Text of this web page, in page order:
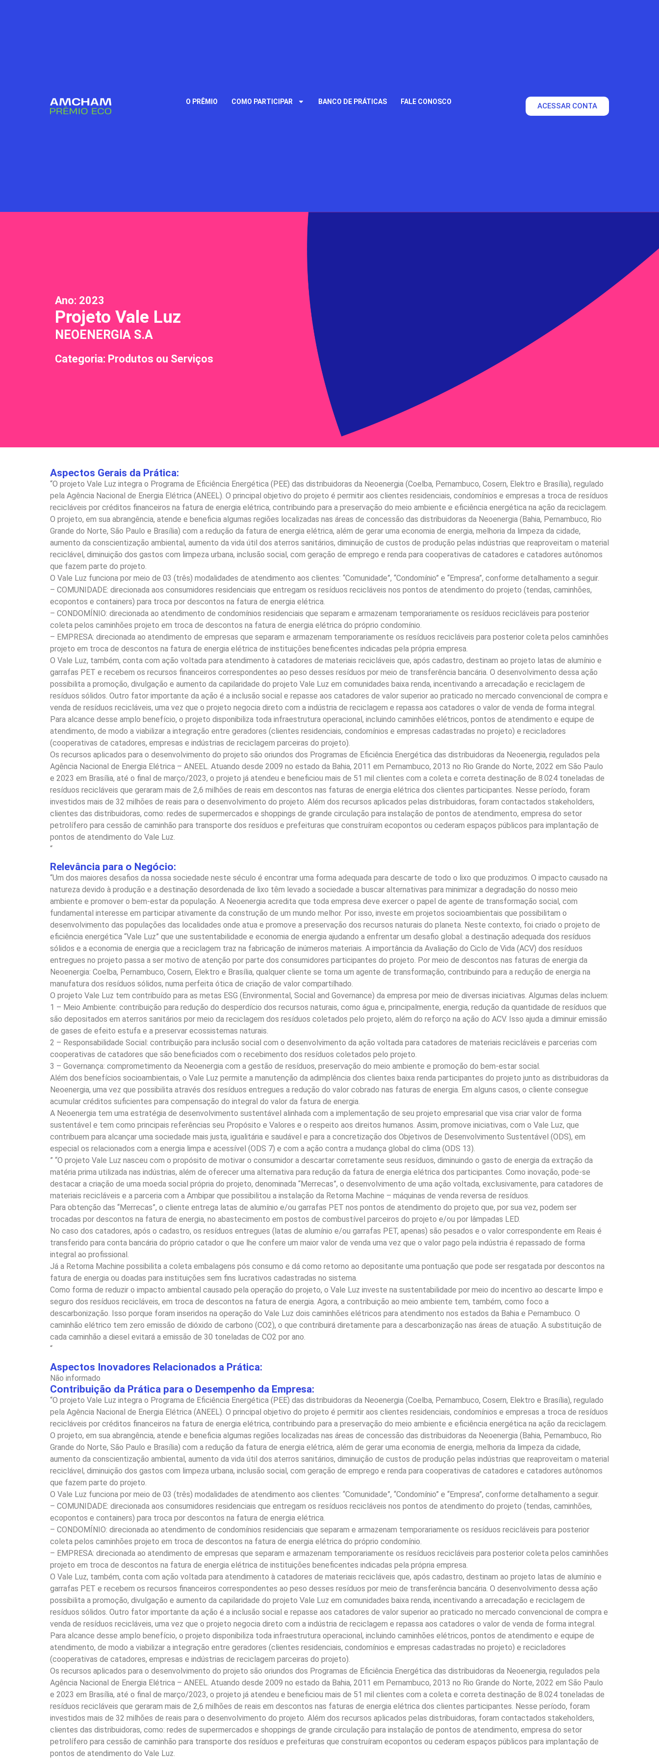
O PRÊMIO COMO PARTICIPAR BANCO DE PRÁTICAS FALE CONOSCO ACESSAR CONTA
Ano: 2023
Projeto Vale Luz
NEOENERGIA S.A
Categoria: Produtos ou Serviços
Aspectos Gerais da Prática:
“O projeto Vale Luz integra o Programa de Eficiência Energética (PEE) das distribuidoras da Neoenergia (Coelba, Pernambuco, Cosern, Elektro e Brasília), regulado
pela Agência Nacional de Energia Elétrica (ANEEL). O principal objetivo do projeto é permitir aos clientes residenciais, condomínios e empresas a troca de resíduos
recicláveis por créditos financeiros na fatura de energia elétrica, contribuindo para a preservação do meio ambiente e eficiência energética na ação da reciclagem.
O projeto, em sua abrangência, atende e beneficia algumas regiões localizadas nas áreas de concessão das distribuidoras da Neoenergia (Bahia, Pernambuco, Rio
Grande do Norte, São Paulo e Brasília) com a redução da fatura de energia elétrica, além de gerar uma economia de energia, melhoria da limpeza da cidade,
aumento da conscientização ambiental, aumento da vida útil dos aterros sanitários, diminuição de custos de produção pelas indústrias que reaproveitam o material
reciclável, diminuição dos gastos com limpeza urbana, inclusão social, com geração de emprego e renda para cooperativas de catadores e catadores autônomos
que fazem parte do projeto.
O Vale Luz funciona por meio de 03 (três) modalidades de atendimento aos clientes: “Comunidade”, “Condomínio” e “Empresa”, conforme detalhamento a seguir.
– COMUNIDADE: direcionada aos consumidores residenciais que entregam os resíduos recicláveis nos pontos de atendimento do projeto (tendas, caminhões,
ecopontos e containers) para troca por descontos na fatura de energia elétrica.
– CONDOMÍNIO: direcionada ao atendimento de condomínios residenciais que separam e armazenam temporariamente os resíduos recicláveis para posterior
coleta pelos caminhões projeto em troca de descontos na fatura de energia elétrica do próprio condomínio.
– EMPRESA: direcionada ao atendimento de empresas que separam e armazenam temporariamente os resíduos recicláveis para posterior coleta pelos caminhões
projeto em troca de descontos na fatura de energia elétrica de instituições beneficentes indicadas pela própria empresa.
O Vale Luz, também, conta com ação voltada para atendimento à catadores de materiais recicláveis que, após cadastro, destinam ao projeto latas de alumínio e
garrafas PET e recebem os recursos financeiros correspondentes ao peso desses resíduos por meio de transferência bancária. O desenvolvimento dessa ação
possibilita a promoção, divulgação e aumento da capilaridade do projeto Vale Luz em comunidades baixa renda, incentivando a arrecadação e reciclagem de
resíduos sólidos. Outro fator importante da ação é a inclusão social e repasse aos catadores de valor superior ao praticado no mercado convencional de compra e
venda de resíduos recicláveis, uma vez que o projeto negocia direto com a indústria de reciclagem e repassa aos catadores o valor de venda de forma integral.
Para alcance desse amplo benefício, o projeto disponibiliza toda infraestrutura operacional, incluindo caminhões elétricos, pontos de atendimento e equipe de
atendimento, de modo a viabilizar a integração entre geradores (clientes residenciais, condomínios e empresas cadastradas no projeto) e recicladores
(cooperativas de catadores, empresas e indústrias de reciclagem parceiras do projeto).
Os recursos aplicados para o desenvolvimento do projeto são oriundos dos Programas de Eficiência Energética das distribuidoras da Neoenergia, regulados pela
Agência Nacional de Energia Elétrica – ANEEL. Atuando desde 2009 no estado da Bahia, 2011 em Pernambuco, 2013 no Rio Grande do Norte, 2022 em São Paulo
e 2023 em Brasília, até o final de março/2023, o projeto já atendeu e beneficiou mais de 51 mil clientes com a coleta e correta destinação de 8.024 toneladas de
resíduos recicláveis que geraram mais de 2,6 milhões de reais em descontos nas faturas de energia elétrica dos clientes participantes. Nesse período, foram
investidos mais de 32 milhões de reais para o desenvolvimento do projeto. Além dos recursos aplicados pelas distribuidoras, foram contactados stakeholders,
clientes das distribuidoras, como: redes de supermercados e shoppings de grande circulação para instalação de pontos de atendimento, empresa do setor
petrolífero para cessão de caminhão para transporte dos resíduos e prefeituras que construíram ecopontos ou cederam espaços públicos para implantação de
pontos de atendimento do Vale Luz.
“
Relevância para o Negócio:
“Um dos maiores desafios da nossa sociedade neste século é encontrar uma forma adequada para descarte de todo o lixo que produzimos. O impacto causado na
natureza devido à produção e a destinação desordenada de lixo têm levado a sociedade a buscar alternativas para minimizar a degradação do nosso meio
ambiente e promover o bem-estar da população. A Neoenergia acredita que toda empresa deve exercer o papel de agente de transformação social, com
fundamental interesse em participar ativamente da construção de um mundo melhor. Por isso, investe em projetos socioambientais que possibilitam o
desenvolvimento das populações das localidades onde atua e promove a preservação dos recursos naturais do planeta. Neste contexto, foi criado o projeto de
eficiência energética “Vale Luz” que une sustentabilidade e economia de energia ajudando a enfrentar um desafio global: a destinação adequada dos resíduos
sólidos e a economia de energia que a reciclagem traz na fabricação de inúmeros materiais. A importância da Avaliação do Ciclo de Vida (ACV) dos resíduos
entregues no projeto passa a ser motivo de atenção por parte dos consumidores participantes do projeto. Por meio de descontos nas faturas de energia da
Neoenergia: Coelba, Pernambuco, Cosern, Elektro e Brasília, qualquer cliente se torna um agente de transformação, contribuindo para a redução de energia na
manufatura dos resíduos sólidos, numa perfeita ótica de criação de valor compartilhado.
O projeto Vale Luz tem contribuído para as metas ESG (Environmental, Social and Governance) da empresa por meio de diversas iniciativas. Algumas delas incluem:
1 – Meio Ambiente: contribuição para redução do desperdício dos recursos naturais, como água e, principalmente, energia, redução da quantidade de resíduos que
são depositados em aterros sanitários por meio da reciclagem dos resíduos coletados pelo projeto, além do reforço na ação do ACV. Isso ajuda a diminuir emissão
de gases de efeito estufa e a preservar ecossistemas naturais.
2 – Responsabilidade Social: contribuição para inclusão social com o desenvolvimento da ação voltada para catadores de materiais recicláveis e parcerias com
cooperativas de catadores que são beneficiados com o recebimento dos resíduos coletados pelo projeto.
3 – Governança: comprometimento da Neoenergia com a gestão de resíduos, preservação do meio ambiente e promoção do bem-estar social.
Além dos benefícios socioambientais, o Vale Luz permite a manutenção da adimplência dos clientes baixa renda participantes do projeto junto as distribuidoras da
Neoenergia, uma vez que possibilita através dos resíduos entregues a redução do valor cobrado nas faturas de energia. Em alguns casos, o cliente consegue
acumular créditos suficientes para compensação do integral do valor da fatura de energia.
A Neoenergia tem uma estratégia de desenvolvimento sustentável alinhada com a implementação de seu projeto empresarial que visa criar valor de forma
sustentável e tem como principais referências seu Propósito e Valores e o respeito aos direitos humanos. Assim, promove iniciativas, com o Vale Luz, que
contribuem para alcançar uma sociedade mais justa, igualitária e saudável e para a concretização dos Objetivos de Desenvolvimento Sustentável (ODS), em
especial os relacionados com a energia limpa e acessível (ODS 7) e com a ação contra a mudança global do clima (ODS 13).
” “O projeto Vale Luz nasceu com o propósito de motivar o consumidor a descartar corretamente seus resíduos, diminuindo o gasto de energia da extração da
matéria prima utilizada nas indústrias, além de oferecer uma alternativa para redução da fatura de energia elétrica dos participantes. Como inovação, pode-se
destacar a criação de uma moeda social própria do projeto, denominada “Merrecas”, o desenvolvimento de uma ação voltada, exclusivamente, para catadores de
materiais recicláveis e a parceria com a Ambipar que possibilitou a instalação da Retorna Machine – máquinas de venda reversa de resíduos.
Para obtenção das “Merrecas”, o cliente entrega latas de alumínio e/ou garrafas PET nos pontos de atendimento do projeto que, por sua vez, podem ser
trocadas por descontos na fatura de energia, no abastecimento em postos de combustível parceiros do projeto e/ou por lâmpadas LED.
No caso dos catadores, após o cadastro, os resíduos entregues (latas de alumínio e/ou garrafas PET, apenas) são pesados e o valor correspondente em Reais é
transferido para conta bancária do próprio catador o que lhe confere um maior valor de venda uma vez que o valor pago pela indústria é repassado de forma
integral ao profissional.
Já a Retorna Machine possibilita a coleta embalagens pós consumo e dá como retorno ao depositante uma pontuação que pode ser resgatada por descontos na
fatura de energia ou doadas para instituições sem fins lucrativos cadastradas no sistema.
Como forma de reduzir o impacto ambiental causado pela operação do projeto, o Vale Luz investe na sustentabilidade por meio do incentivo ao descarte limpo e
seguro dos resíduos recicláveis, em troca de descontos na fatura de energia. Agora, a contribuição ao meio ambiente tem, também, como foco a
descarbonização. Isso porque foram inseridos na operação do Vale Luz dois caminhões elétricos para atendimento nos estados da Bahia e Pernambuco. O
caminhão elétrico tem zero emissão de dióxido de carbono (CO2), o que contribuirá diretamente para a descarbonização nas áreas de atuação. A substituição de
cada caminhão a diesel evitará a emissão de 30 toneladas de CO2 por ano.
“
Aspectos Inovadores Relacionados a Prática:
Não informado
Contribuição da Prática para o Desempenho da Empresa:
“O projeto Vale Luz integra o Programa de Eficiência Energética (PEE) das distribuidoras da Neoenergia (Coelba, Pernambuco, Cosern, Elektro e Brasília), regulado
pela Agência Nacional de Energia Elétrica (ANEEL). O principal objetivo do projeto é permitir aos clientes residenciais, condomínios e empresas a troca de resíduos
recicláveis por créditos financeiros na fatura de energia elétrica, contribuindo para a preservação do meio ambiente e eficiência energética na ação da reciclagem.
O projeto, em sua abrangência, atende e beneficia algumas regiões localizadas nas áreas de concessão das distribuidoras da Neoenergia (Bahia, Pernambuco, Rio
Grande do Norte, São Paulo e Brasília) com a redução da fatura de energia elétrica, além de gerar uma economia de energia, melhoria da limpeza da cidade,
aumento da conscientização ambiental, aumento da vida útil dos aterros sanitários, diminuição de custos de produção pelas indústrias que reaproveitam o material
reciclável, diminuição dos gastos com limpeza urbana, inclusão social, com geração de emprego e renda para cooperativas de catadores e catadores autônomos
que fazem parte do projeto.
O Vale Luz funciona por meio de 03 (três) modalidades de atendimento aos clientes: “Comunidade”, “Condomínio” e “Empresa”, conforme detalhamento a seguir.
– COMUNIDADE: direcionada aos consumidores residenciais que entregam os resíduos recicláveis nos pontos de atendimento do projeto (tendas, caminhões,
ecopontos e containers) para troca por descontos na fatura de energia elétrica.
– CONDOMÍNIO: direcionada ao atendimento de condomínios residenciais que separam e armazenam temporariamente os resíduos recicláveis para posterior
coleta pelos caminhões projeto em troca de descontos na fatura de energia elétrica do próprio condomínio.
– EMPRESA: direcionada ao atendimento de empresas que separam e armazenam temporariamente os resíduos recicláveis para posterior coleta pelos caminhões
projeto em troca de descontos na fatura de energia elétrica de instituições beneficentes indicadas pela própria empresa.
O Vale Luz, também, conta com ação voltada para atendimento à catadores de materiais recicláveis que, após cadastro, destinam ao projeto latas de alumínio e
garrafas PET e recebem os recursos financeiros correspondentes ao peso desses resíduos por meio de transferência bancária. O desenvolvimento dessa ação
possibilita a promoção, divulgação e aumento da capilaridade do projeto Vale Luz em comunidades baixa renda, incentivando a arrecadação e reciclagem de
resíduos sólidos. Outro fator importante da ação é a inclusão social e repasse aos catadores de valor superior ao praticado no mercado convencional de compra e
venda de resíduos recicláveis, uma vez que o projeto negocia direto com a indústria de reciclagem e repassa aos catadores o valor de venda de forma integral.
Para alcance desse amplo benefício, o projeto disponibiliza toda infraestrutura operacional, incluindo caminhões elétricos, pontos de atendimento e equipe de
atendimento, de modo a viabilizar a integração entre geradores (clientes residenciais, condomínios e empresas cadastradas no projeto) e recicladores
(cooperativas de catadores, empresas e indústrias de reciclagem parceiras do projeto).
Os recursos aplicados para o desenvolvimento do projeto são oriundos dos Programas de Eficiência Energética das distribuidoras da Neoenergia, regulados pela
Agência Nacional de Energia Elétrica – ANEEL. Atuando desde 2009 no estado da Bahia, 2011 em Pernambuco, 2013 no Rio Grande do Norte, 2022 em São Paulo
e 2023 em Brasília, até o final de março/2023, o projeto já atendeu e beneficiou mais de 51 mil clientes com a coleta e correta destinação de 8.024 toneladas de
resíduos recicláveis que geraram mais de 2,6 milhões de reais em descontos nas faturas de energia elétrica dos clientes participantes. Nesse período, foram
investidos mais de 32 milhões de reais para o desenvolvimento do projeto. Além dos recursos aplicados pelas distribuidoras, foram contactados stakeholders,
clientes das distribuidoras, como: redes de supermercados e shoppings de grande circulação para instalação de pontos de atendimento, empresa do setor
petrolífero para cessão de caminhão para transporte dos resíduos e prefeituras que construíram ecopontos ou cederam espaços públicos para implantação de
pontos de atendimento do Vale Luz.